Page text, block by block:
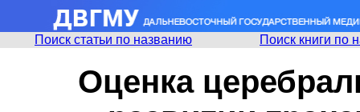
Поиск статьи по названию Поиск книги по
Оценка